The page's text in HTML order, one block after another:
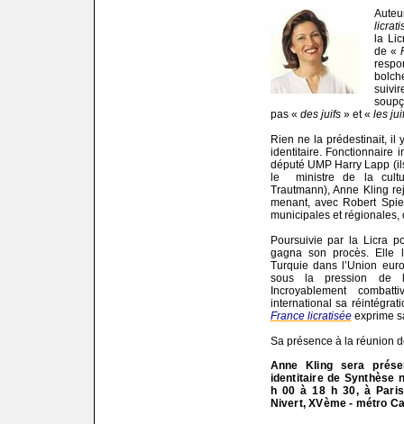
la
de «
pas « des juifs» et « les
Rien ne la prédestinait, il
identitaire. Fonctionnaire
député UMP Harry Lapp
le
ministre de la
Trautmann), Anne Kling
menant, avec Robert
municipales et régionales,
Poursuivie par la Licra
gagna son procès. Elle
Turquie dans l’Union
sous la pression de
Incroyablement
international sa
France licratiséeexprime
Sa présence à la réunion
Anne Kling sera
identitaire de Synthèse
h 00 à 18 h 30, à
Nivert, XVème - métro